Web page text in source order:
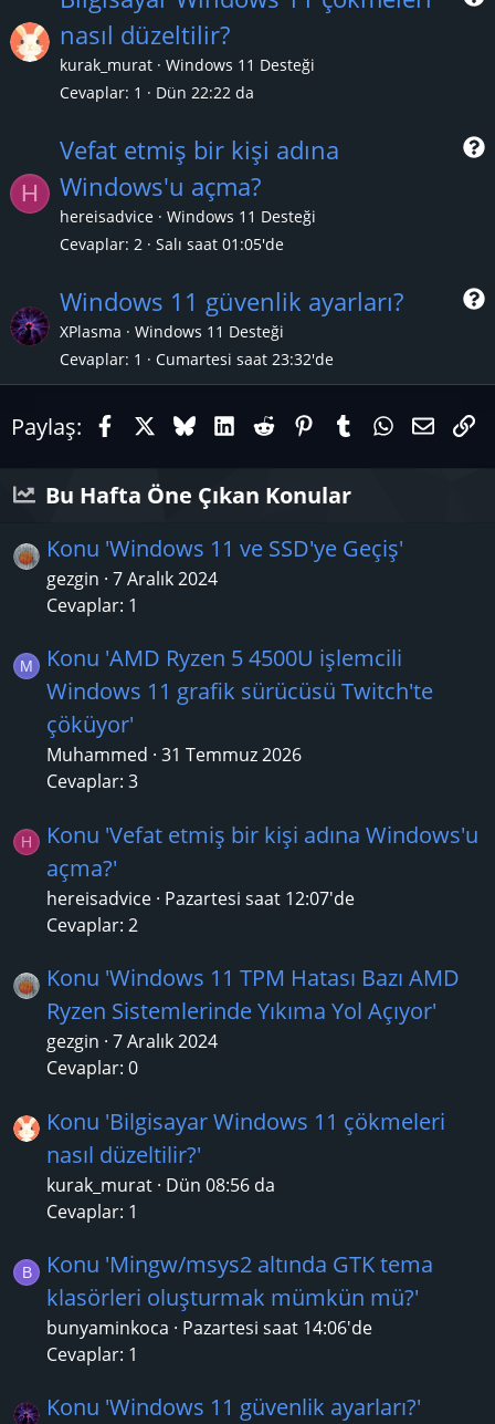
nasıl düzeltilir?
kurak_murat
Windows 11 Desteği
Cevaplar 1 Dün 22:22 da
H
S
Vefat etmiş bir kişi adına
Windows'u açma?
hereisadvice
Windows 11 Desteği
Cevaplar 2 Salı saat 01:05'de
S
Windows 11 güvenlik ayarları?
XPlasma
Windows 11 Desteği
Cevaplar 1 Cumartesi saat 23:32'de
Paylaş: FacebookX (Twitter)
BlueskyLinkedIn
RedditPinterestTumblrE-
Bu Hafta Öne Çıkan Konular
Konu 'Windows 11 ve SSD'ye Geçiş'
gezgin 7 Aralık 2024
Cevaplar: 1
M
Konu 'AMD Ryzen 5 4500U işlemcili
Windows 11 grafik sürücüsü Twitch'te
çöküyor'
Muhammed 31 Temmuz 2026
Cevaplar: 3
H
Konu 'Vefat etmiş bir kişi adına Windows'u
açma?'
hereisadvice Pazartesi saat 12:07'de
Cevaplar: 2
Konu 'Windows 11 TPM Hatası Bazı AMD
Ryzen Sistemlerinde Yıkıma Yol Açıyor'
gezgin 7 Aralık 2024
Cevaplar: 0
Konu 'Bilgisayar Windows 11 çökmeleri
nasıl düzeltilir?'
kurak_murat Dün 08:56 da
Cevaplar: 1
B
Konu 'Mingw/msys2 altında GTK tema
klasörleri oluşturmak mümkün mü?'
bunyaminkoca
Pazartesi saat 14:06'de
Cevaplar: 1
Konu 'Windows 11 güvenlik ayarları?'